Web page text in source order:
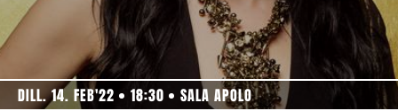
DILL. 14. FEB'22 18:30 SALA APOLO